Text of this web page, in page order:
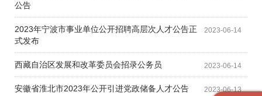
公告
2023-06-14
2023年宁波市事业单位公开招聘高层次人才公告正
式发布
2023-06-14
西藏自治区发展和改革委员会招录公务员
2023-06-13
安徽省淮北市2023年公开引进党政储备人才公告